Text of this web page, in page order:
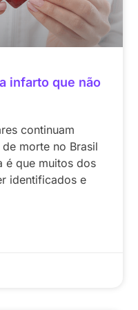
infarto que não
continuam
morte no Brasil
é que muitos dos
identificados e